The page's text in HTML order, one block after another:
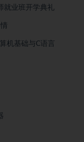
就业班开学典礼
机基础与C语言